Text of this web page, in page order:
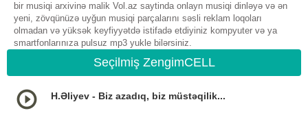
bir musiqi arxivinə malik Vol.az saytinda onlayn musiqi dinləyə və ən
yeni, zövqünüzə uyğun musiqi parçalarını səsli reklam loqoları
olmadan və yüksək keyfiyyətdə istifadə etdiyiniz kompyuter və ya
smartfonlarınıza pulsuz mp3 yukle bilərsiniz.
Seçilmiş ZengimCELL
H.Əliyev - Biz azadıq, biz müstəqilik...